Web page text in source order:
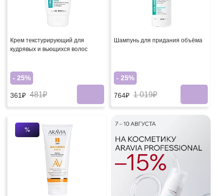
Крем текстурирующий для
кудрявых и вьющихся волос
- 25%
361₽ 481₽
Шампунь для придания объёма
- 25%
764₽ 1 019₽
%